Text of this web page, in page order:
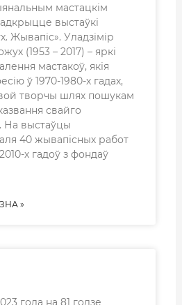
мастацкім
выстаўкі
Жывапіс». Уладзімір
(1953 – 2017) – яркі
мастакоў, якія
ў 1970-1980-х гадах,
творчы шлях пошукам
свайго
На выстаўцы
40 жывапісных работ
х гадоў з фондаў
»
года на 81 годзе